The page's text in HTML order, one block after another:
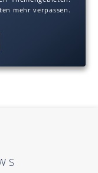
mehr verpassen.